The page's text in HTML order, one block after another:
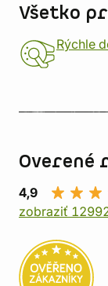
Všetko
Rýchle
Overené
4,9
zobraziť